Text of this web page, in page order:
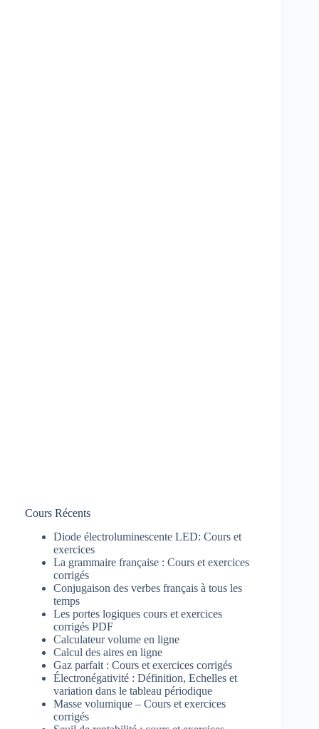
Cours Récents
Diode électroluminescente LED: Cours et
exercices
La grammaire française : Cours et exercices
corrigés
Conjugaison des verbes français à tous les
temps
Les portes logiques cours et exercices
corrigés PDF
Calculateur volume en ligne
Calcul des aires en ligne
Gaz parfait : Cours et exercices corrigés
Électronégativité : Définition, Echelles et
variation dans le tableau périodique
Masse volumique – Cours et exercices
corrigés